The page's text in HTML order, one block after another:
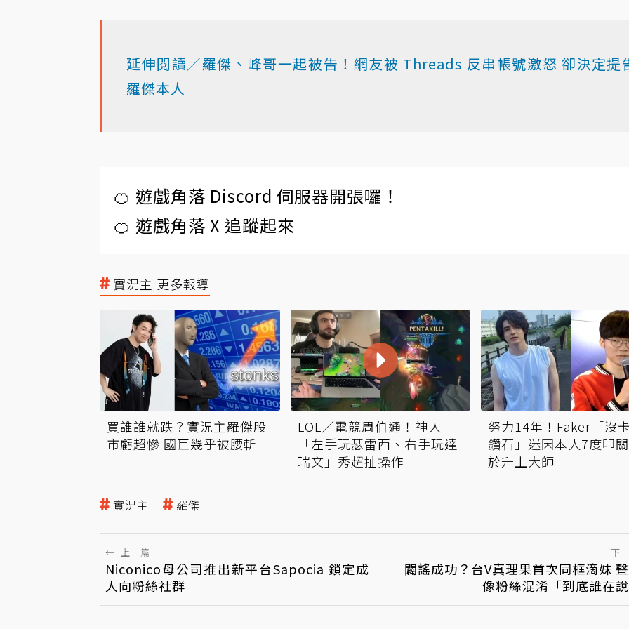
延伸閱讀／羅傑、峰哥一起被告！網友被 Threads 反串帳號激怒 卻決定提
羅傑本人
🍊 遊戲角落 Discord 伺服器開張囉！
🍊 遊戲角落 X 追蹤起來
實況主 更多報導
買誰誰就跌？實況主羅傑股
市虧超慘 國巨幾乎被腰斬
LOL／電競周伯通！神人
「左手玩瑟雷西、右手玩達
瑞文」秀超扯操作
努力14年！Faker「沒
鑽石」迷因本人7度叩
於升上大師
實況主 羅傑
← 上一篇
Niconico母公司推出新平台Sapocia 鎖定成
人向粉絲社群
下
闢謠成功？台V真理果首次同框滴妹
像粉絲混淆「到底誰在